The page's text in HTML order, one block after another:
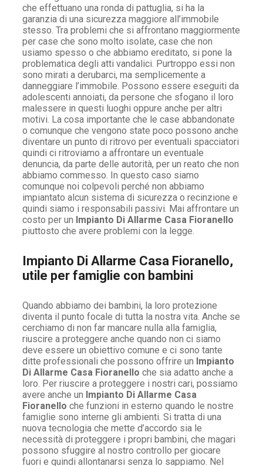
che effettuano una ronda di pattuglia, si ha la
garanzia di una sicurezza maggiore all’immobile
stesso. Tra problemi che si affrontano maggiormente
per case che sono molto isolate, case che non
usiamo spesso o che abbiamo ereditato, si pone la
problematica degli atti vandalici. Purtroppo essi non
sono mirati a derubarci, ma semplicemente a
danneggiare l’immobile. Possono essere eseguiti da
adolescenti annoiati, da persone che sfogano il loro
malessere in questi luoghi oppure anche per altri
motivi. La cosa importante che le case abbandonate
o comunque che vengono state poco possono anche
diventare un punto di ritrovo per eventuali spacciatori
quindi ci ritroviamo a affrontare un eventuale
denuncia, da parte delle autorità, per un reato che non
abbiamo commesso. In questo caso siamo
comunque noi colpevoli perché non abbiamo
impiantato alcun sistema di sicurezza o recinzione e
quindi siamo i responsabili passivi. Mai affrontare un
costo per un Impianto Di Allarme Casa Fioranello
piuttosto che avere problemi con la legge.
Impianto Di Allarme Casa Fioranello,
utile per famiglie con bambini
Quando abbiamo dei bambini, la loro protezione
diventa il punto focale di tutta la nostra vita. Anche se
cerchiamo di non far mancare nulla alla famiglia,
riuscire a proteggere anche quando non ci siamo
deve essere un obiettivo comune e ci sono tante
ditte professionali che possono offrire un Impianto
Di Allarme Casa Fioranello che sia adatto anche a
loro. Per riuscire a proteggere i nostri cari, possiamo
avere anche un Impianto Di Allarme Casa
Fioranello che funzioni in esterno quando le nostre
famiglie sono interne gli ambienti. Si tratta di una
nuova tecnologia che mette d’accordo sia le
necessità di proteggere i propri bambini, che magari
possono sfuggire al nostro controllo per giocare
fuori e quindi allontanarsi senza lo sappiamo. Nel